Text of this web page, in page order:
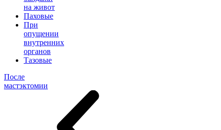
на живот
Паховые
При
опущении
внутренних
органов
Тазовые
После
мастэктомии